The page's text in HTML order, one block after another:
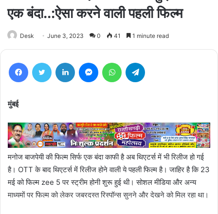
एक बंदा..:ऐसा करने वाली पहली फिल्म
Desk June 3, 2023 0 41 1 minute read
FacebookTwitter LinkedIn MessengerWhatsApp
मुंबई
मनोज बाजपेयी की फिल्म सिर्फ एक बंदा काफी है अब थिएटर्स में भी रिलीज हो गई
है। OTT के बाद थिएटर्स में रिलीज होने वाली ये पहली फिल्म है। जाहिर है कि 23
मई को फिल्म zee 5 पर स्ट्रीम होनी शुरू हुई थी। सोशल मीडिया और अन्य
माध्यमों पर फिल्म को लेकर जबरदस्त रिस्पॉन्स सुनने और देखने को मिल रहा था।